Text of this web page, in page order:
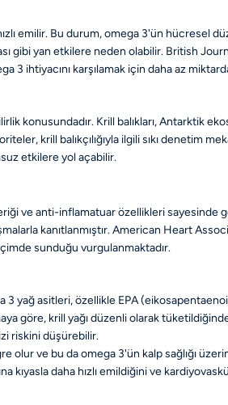
emilir. Bu durum, omega 3'ün hücresel
gibi yan etkilere neden olabilir. British
ihtiyacını karşılamak için daha az
konusundadır. Krill balıkları,
balıkçılığıyla ilgili sıkı denetim
etkilere yol açabilir.
ve anti-inflamatuar özellikleri sayesinde
kanıtlanmıştır. American Heart
sunduğu vurgulanmaktadır.
3 yağ asitleri, özellikle EPA
göre, krill yağı düzenli olarak
riskini düşürebilir.
olur ve bu da omega 3'ün kalp sağlığı
daha hızlı emildiğini ve